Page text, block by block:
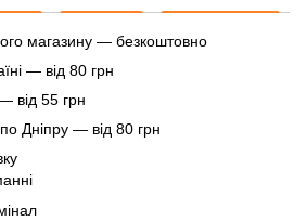
магазину — безкоштовно
— від 80 грн
від 55 грн
Дніпру — від 80 грн